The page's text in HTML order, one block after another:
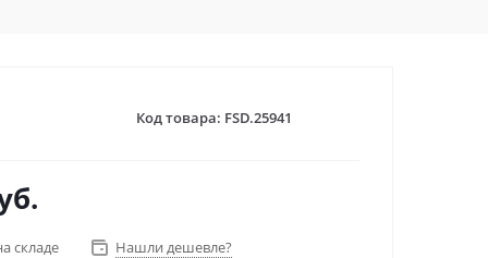
Код товара: FSD.25941
складе Нашли дешевле?